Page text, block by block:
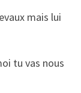
mais lui
tu vas nous